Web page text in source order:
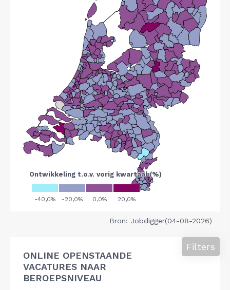
Bron: Jobdigger(04-08-2026)
ONLINE OPENSTAANDE
VACATURES NAAR
BEROEPSNIVEAU
Filters